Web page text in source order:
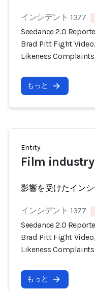
インシデント 1377
Seedance 2.0
Brad Pitt Fight
Likeness Complaints
もっと
Entity
Film industry
影響を受けたインシ
インシデント 1377
Seedance 2.0
Brad Pitt Fight
Likeness Complaints
もっと